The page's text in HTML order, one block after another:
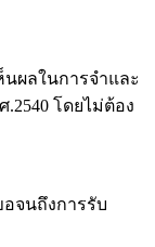
ผลในการจำและ
โดยไม่ต้อง
จนถึงการรับ